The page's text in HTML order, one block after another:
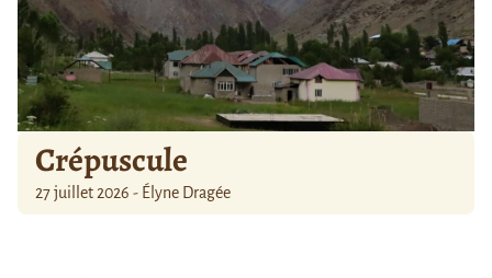
Crépuscule
27 juillet 2026 - Élyne Dragée